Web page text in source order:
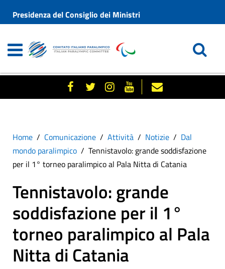
Presidenza del Consiglio dei Ministri
Home Comunicazione Attività Notizie
Dal
mondo paralimpico
Tennistavolo: grande soddisfazione
per il 1° torneo paralimpico al Pala Nitta di Catania
Tennistavolo: grande
soddisfazione per il 1°
torneo paralimpico al Pala
Nitta di Catania